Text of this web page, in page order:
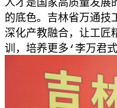
人才是国家高质量发展
的底色。吉林省万通技
深化产教融合，让工匠
训，培养更多‘李万君